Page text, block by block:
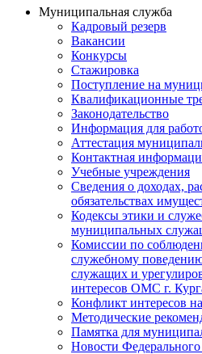
Муниципальная служба
Кадровый резерв
Вакансии
Конкурсы
Стажировка
Поступление на
Квалификационные
Законодательство
Информация для
Аттестация
Контактная
Учебные учреждения
Сведения о доходах,
обязательствах
Кодексы этики и
муниципальных
Комиссии по
служебному
служащих и
интересов ОМС г.
Конфликт интересов
Методические
Памятка для
Новости